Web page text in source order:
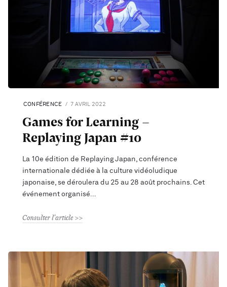
CONFÉRENCE 7 AVRIL 2022
Games for Learning -
Replaying Japan #10
La 10e édition de Replaying Japan, conférence
internationale dédiée à la culture vidéoludique
japonaise, se déroulera du 25 au 28 août prochains. Cet
événement organisé
Consulter l'article